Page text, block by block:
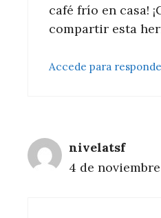
café frío en casa!
compartir esta
Accede para
nivelatsf
4 de